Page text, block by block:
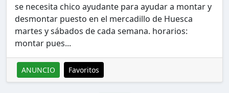
se necesita chico ayudante para ayudar a montar y
desmontar puesto en el mercadillo de Huesca
martes y sábados de cada semana. horarios:
montar pues...
ANUNCIO Favoritos